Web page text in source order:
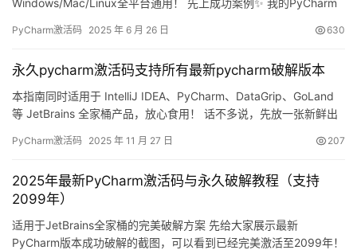
Windows/Mac/Linux全平台通用！ 先上成功案例✨ 我的PyCharm
完成PyCharm永久激活！无论你是：- 🖥️ Windows用户- 🍎 Mac用
PyCharm激活码 2025 年 6 月 26 日 630
永久pycharm激活码支持所有最新pycharm破解版本
本指南同时适用于 IntelliJ IDEA、PyCharm、DataGrip、GoLand
等 JetBrains 全家桶产品，放心食用！ 话不多说，先放一张新鲜出
我就用图文结合的方式，手把手带你把 PyCharm 激活到 2099
PyCharm激活码 2025 年 11 月 27 日 207
2025年最新PyCharm激活码与永久破解教程（支持
2099年）
适用于JetBrains全家桶的完美破解方案 先给大家展示最新
PyCharm版本成功破解的截图，可以看到已经完美激活至2099年！